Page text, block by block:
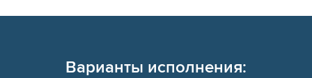
Варианты исполнения: